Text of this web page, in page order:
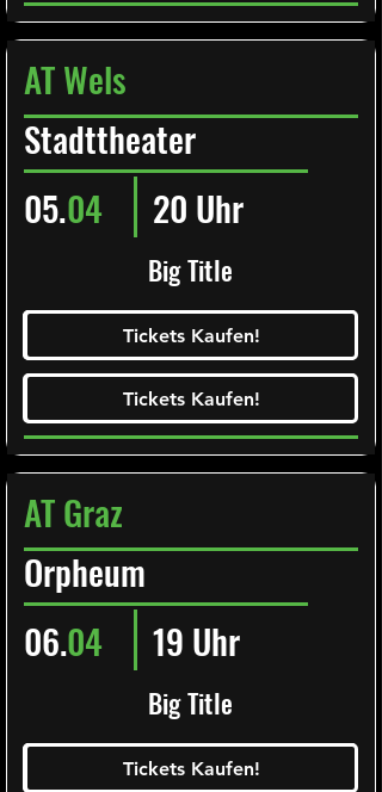
AT Wels
Stadttheater
Big Title
05.04 20 Uhr
Tickets Kaufen!
Ticketalarm abonieren!
Tickets Kaufen!
Tickets Kaufen!
Tickets Kaufen!
AT Graz
Orpheum
Big Title
06.04 19 Uhr
Tickets Kaufen!
Ticketalarm abonieren!
Tickets Kaufen!